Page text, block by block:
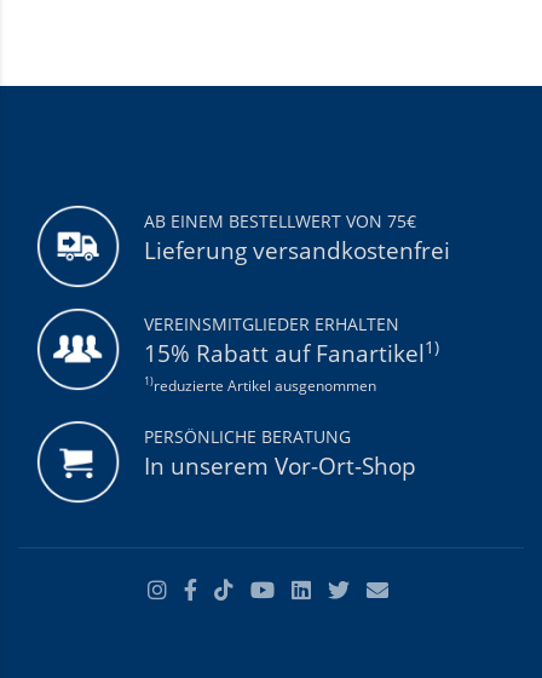
AB EINEM BESTELLWERT VON 75€
Lieferung versandkostenfrei
VEREINSMITGLIEDER ERHALTEN
15% Rabatt auf Fanartikel1)
1)reduzierte Artikel ausgenommen
PERSÖNLICHE BERATUNG
In unserem Vor-Ort-Shop